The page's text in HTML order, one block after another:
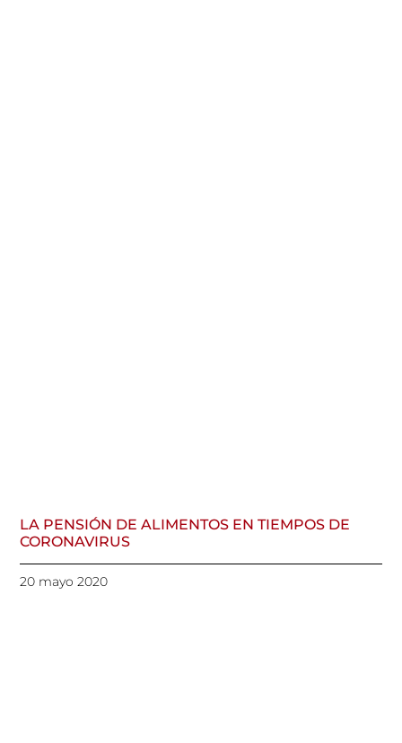
LA PENSIÓN DE ALIMENTOS EN TIEMPOS DE
CORONAVIRUS
20 mayo 2020